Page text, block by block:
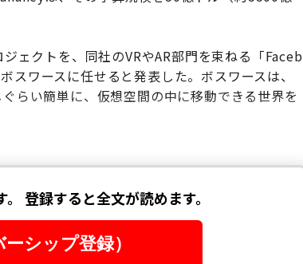
ェクトを、同社のVRやAR部門を束ねる「Faceb
ワースに任せると発表した。ボスワースは、
らい簡単に、仮想空間の中に移動できる世界を